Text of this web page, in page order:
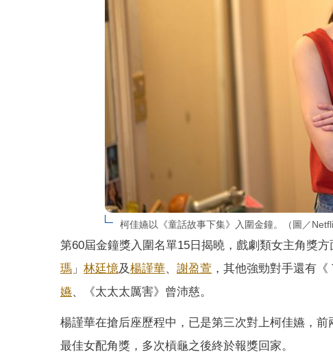
柯佳嬿以《童話故事下集》入圍金鐘。（圖／
第60屆金鐘獎入圍名單15日揭曉，戲劇類女主角獎
瑪 」 林廷憶及楊謹華、 謝盈萱 ，其他強勁對手還有《
嬿、《太太太厲害》曾沛慈。
楊謹華在搶后座歷程中，已是第三次對上柯佳嬿，
最佳女配角獎，多次槓龜之後終於報獎回家。